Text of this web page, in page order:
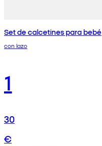
Set de calcetines para bebé
con lazo
1
30
€